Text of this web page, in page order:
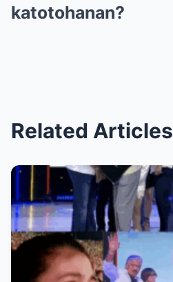
katotohanan?
Related Articles